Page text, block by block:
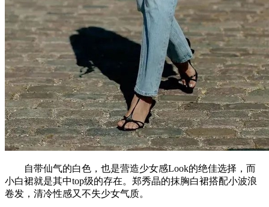
自带仙气的白色，也是营造少女感Look的绝佳选择，而
小白裙就是其中top级的存在。郑秀晶的抹胸白裙搭配小波浪
卷发，清冷性感又不失少女气质。